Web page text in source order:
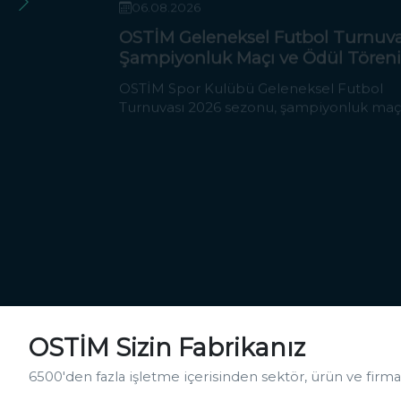
OSTİM Geleneksel Futbol
Şampiyonluk Maçı ve Ödül Töreni
OSTİM Spor Kulübü Geleneksel Futbol
Turnuvası 2026 sezonu, şampiyonluk maçı
ve ödül töreni 10 Ağustos 2026 Pazartesi
OSTİM Sizin Fabrikanız
6500'den fazla işletme içerisinden sektör, ürün ve firma